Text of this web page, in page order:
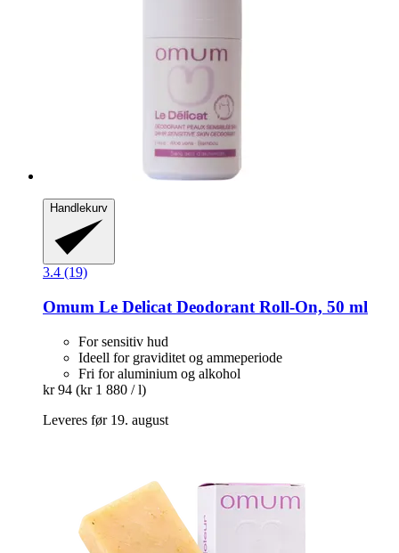
Handlekurv
3.4 (19)
Omum Le Delicat Deodorant Roll-​On, 50 ml
For sensitiv hud
Ideell for graviditet og ammeperiode
Fri for aluminium og alkohol
kr 94 (kr 1 880 / l)
Leveres før 19. august